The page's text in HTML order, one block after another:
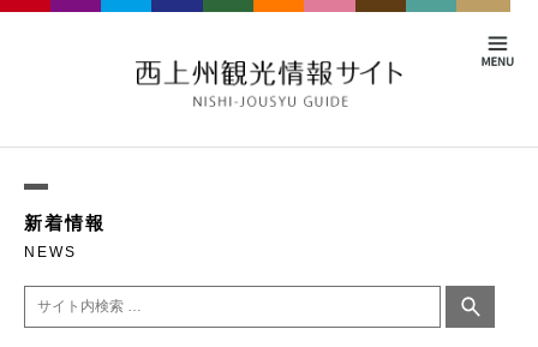
新着情報
NEWS